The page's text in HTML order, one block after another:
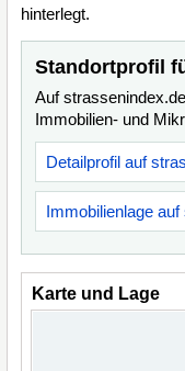
hinterlegt.
Standortprofil
Auf
Immobilien- und
Detailprofil auf
Immobilienlage
Karte und Lage